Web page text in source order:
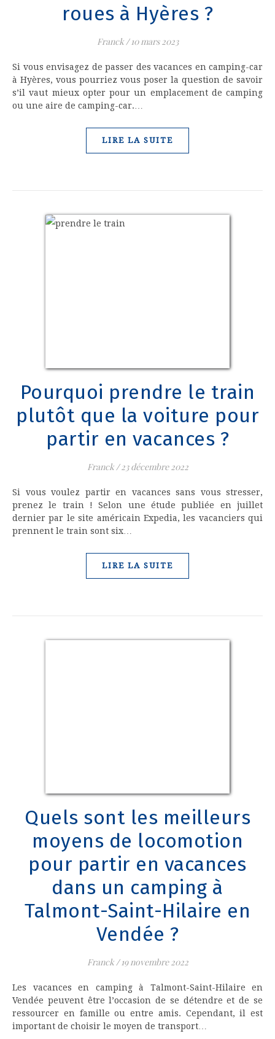
roues à Hyères ?
Franck/ 10 mars 2023
Si vous envisagez de passer des vacances en camping-car
à Hyères, vous pourriez vous poser la question de savoir
s’il vaut mieux opter pour un emplacement de camping
ou une aire de camping-car.…
LIRE LA SUITE
Pourquoi prendre le train
plutôt que la voiture pour
partir en vacances ?
Franck/ 23 décembre 2022
Si vous voulez partir en vacances sans vous stresser,
prenez le train ! Selon une étude publiée en juillet
dernier par le site américain Expedia, les vacanciers qui
prennent le train sont six…
LIRE LA SUITE
Quels sont les meilleurs
moyens de locomotion
pour partir en vacances
dans un camping à
Talmont-Saint-Hilaire en
Vendée ?
Franck/ 19 novembre 2022
Les vacances en camping à Talmont-Saint-Hilaire en
Vendée peuvent être l’occasion de se détendre et de se
ressourcer en famille ou entre amis. Cependant, il est
important de choisir le moyen de transport…